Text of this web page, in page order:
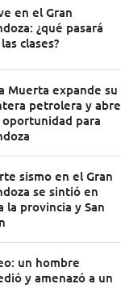
en el Gran
¿qué pasará
clases?
Muerta expande su
petrolera y abre
oportunidad para
sismo en el Gran
se sintió en
la provincia y San
un hombre
y amenazó a un